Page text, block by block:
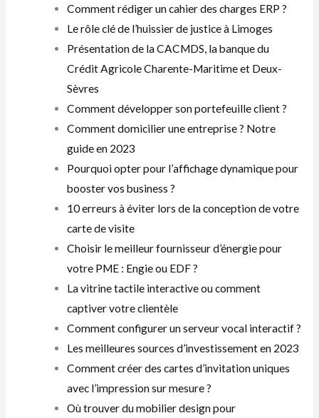
Comment rédiger un cahier des charges ERP ?
Le rôle clé de l’huissier de justice à Limoges
Présentation de la CACMDS, la banque du
Crédit Agricole Charente-Maritime et Deux-
Sèvres
Comment développer son portefeuille client ?
Comment domicilier une entreprise ? Notre
guide en 2023
Pourquoi opter pour l’affichage dynamique pour
booster vos business ?
10 erreurs à éviter lors de la conception de votre
carte de visite
Choisir le meilleur fournisseur d’énergie pour
votre PME : Engie ou EDF ?
La vitrine tactile interactive ou comment
captiver votre clientèle
Comment configurer un serveur vocal interactif ?
Les meilleures sources d’investissement en 2023
Comment créer des cartes d’invitation uniques
avec l’impression sur mesure ?
Où trouver du mobilier design pour